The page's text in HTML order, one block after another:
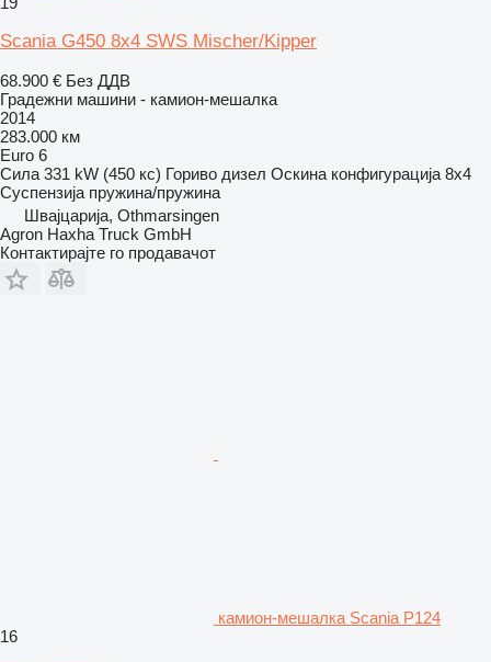
Scania G450 8x4 SWS Mischer/Kipper
68.900 € Без ДДВ
Градежни машини - камион-мешалка
2014
283.000 км
Euro 6
Сила 331 kW (450 кс) Гориво дизел Оскина конфигурација 8x4
Суспензија пружина/пружина
Швајцарија, Othmarsingen
Agron Haxha Truck GmbH
Контактирајте го продавачот
камион-мешалка Scania P124
16